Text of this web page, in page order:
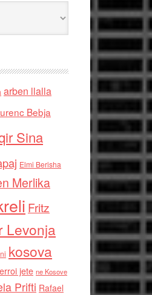
arben llalla
Bebja
Sina
Elmi Berisha
Merlika
Fritz
Levonja
kosova
jete ne Kosove
Prifti Rafael